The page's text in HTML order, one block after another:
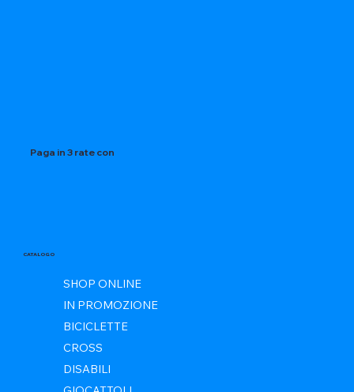
Paga in 3 rate con
CATALOGO
SHOP ONLINE
IN PROMOZIONE
BICICLETTE
CROSS
DISABILI